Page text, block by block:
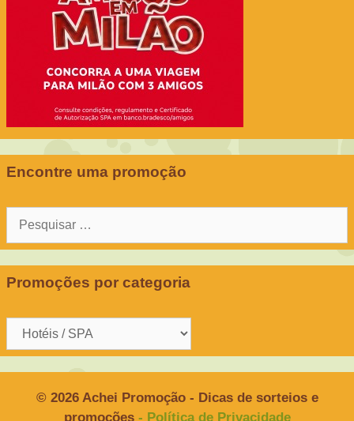
Encontre uma promoção
Pesquisar
Promoções por categoria
Promoções
por
© 2026 Achei Promoção - Dicas de sorteios e
promoções - Política de Privacidade